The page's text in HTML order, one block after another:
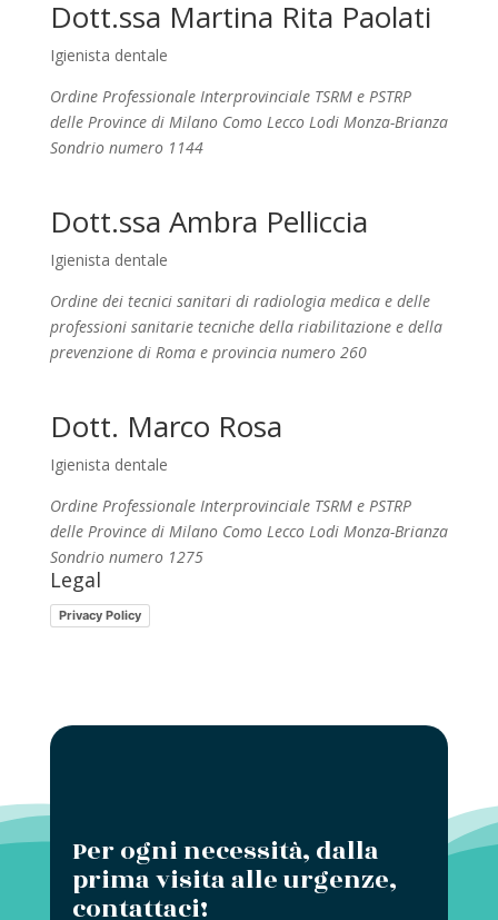
Dott.ssa Martina Rita Paolati
Igienista dentale
Ordine Professionale Interprovinciale TSRM e PSTRP
delle Province di Milano Como Lecco Lodi Monza-Brianza
Sondrio numero 1144
Dott.ssa Ambra Pelliccia
Igienista dentale
Ordine dei tecnici sanitari di radiologia medica e delle
professioni sanitarie tecniche della riabilitazione e della
prevenzione di Roma e provincia numero 260
Dott. Marco Rosa
Igienista dentale
Ordine Professionale Interprovinciale TSRM e PSTRP
delle Province di Milano Como Lecco Lodi Monza-Brianza
Sondrio numero 1275
Legal
Privacy Policy
Per ogni necessità, dalla
prima visita alle urgenze,
contattaci!